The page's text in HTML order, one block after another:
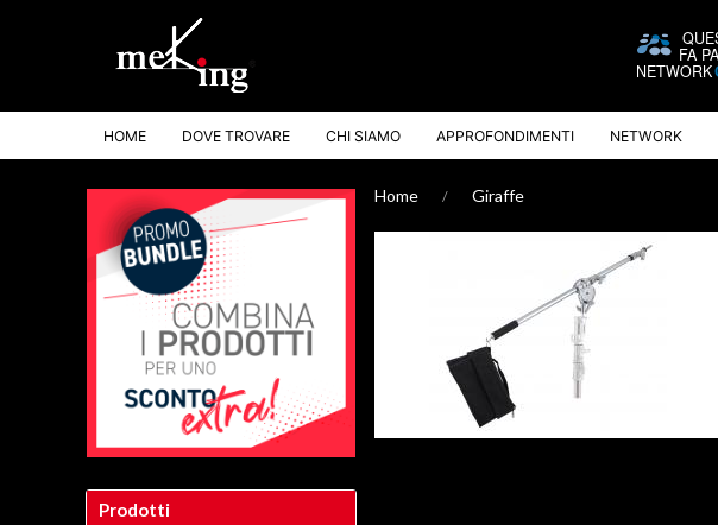
HOME DOVE TROVARE CHI SIAMO APPROFONDIMENTI NETWORK
Home Giraffe
Prodotti